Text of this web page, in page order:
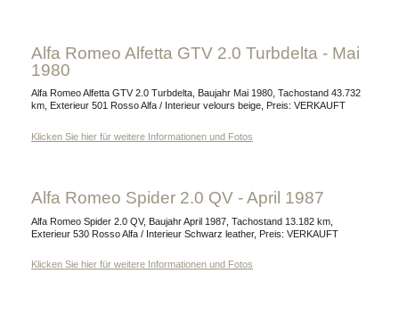
Alfa Romeo Alfetta GTV 2.0 Turbdelta - Mai
1980
Alfa Romeo Alfetta GTV 2.0 Turbdelta, Baujahr Mai 1980, Tachostand 43.732
km, Exterieur 501 Rosso Alfa / Interieur velours beige, Preis: VERKAUFT
Klicken Sie hier für weitere Informationen und Fotos
Alfa Romeo Spider 2.0 QV - April 1987
Alfa Romeo Spider 2.0 QV, Baujahr April 1987, Tachostand 13.182 km,
Exterieur 530 Rosso Alfa / Interieur Schwarz leather, Preis: VERKAUFT
Klicken Sie hier für weitere Informationen und Fotos